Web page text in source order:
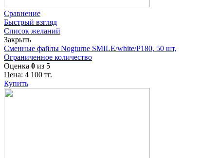
Сравнение
Быстрый взгляд
Список желаний
Закрыть
Сменные файлы Nogturne SMILE/white/P180, 50 шт,
Ограниченное количество
Оценка 0 из 5
Цена: 4 100 тг.
Купить